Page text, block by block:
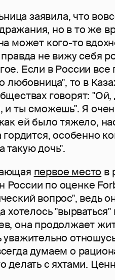
заявила, что
но в то же
может кого-то
правда не вижу себя
Если в России все
любовница", то в
говорят:
и ты сможешь". Я
ей было тяжело,
особенно
такую дочь".
первое место в
по оценке
вопрос", ведь
хотелось
она продолжает
думаем о
делать с яхтами.